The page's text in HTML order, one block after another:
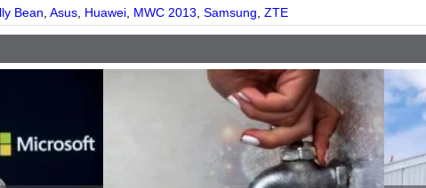
Bean Asus Huawei MWC 2013 Samsung ZTE